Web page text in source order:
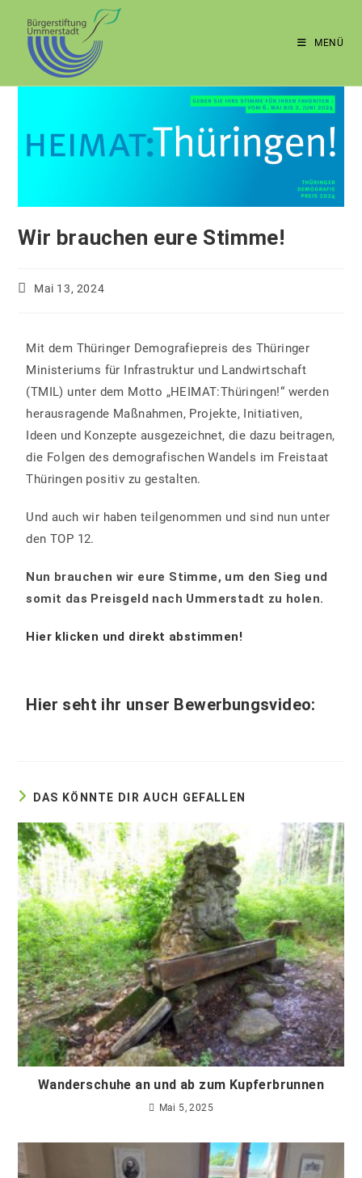
MENÜ
Wir brauchen eure Stimme!
Mai 13, 2024
Mit dem Thüringer Demografiepreis des Thüringer
Ministeriums für Infrastruktur und Landwirtschaft
(TMIL) unter dem Motto „HEIMAT:Thüringen!“ werden
herausragende Maßnahmen, Projekte, Initiativen,
Ideen und Konzepte ausgezeichnet, die dazu beitragen,
die Folgen des demografischen Wandels im Freistaat
Thüringen positiv zu gestalten.
Und auch wir haben teilgenommen und sind nun unter
den TOP 12.
Nun brauchen wir eure Stimme, um den Sieg und
somit das Preisgeld nach Ummerstadt zu holen.
Hier klicken und direkt abstimmen!
Hier seht ihr unser Bewerbungsvideo:
DAS KÖNNTE DIR AUCH GEFALLEN
Wanderschuhe an und ab zum Kupferbrunnen
Mai 5, 2025